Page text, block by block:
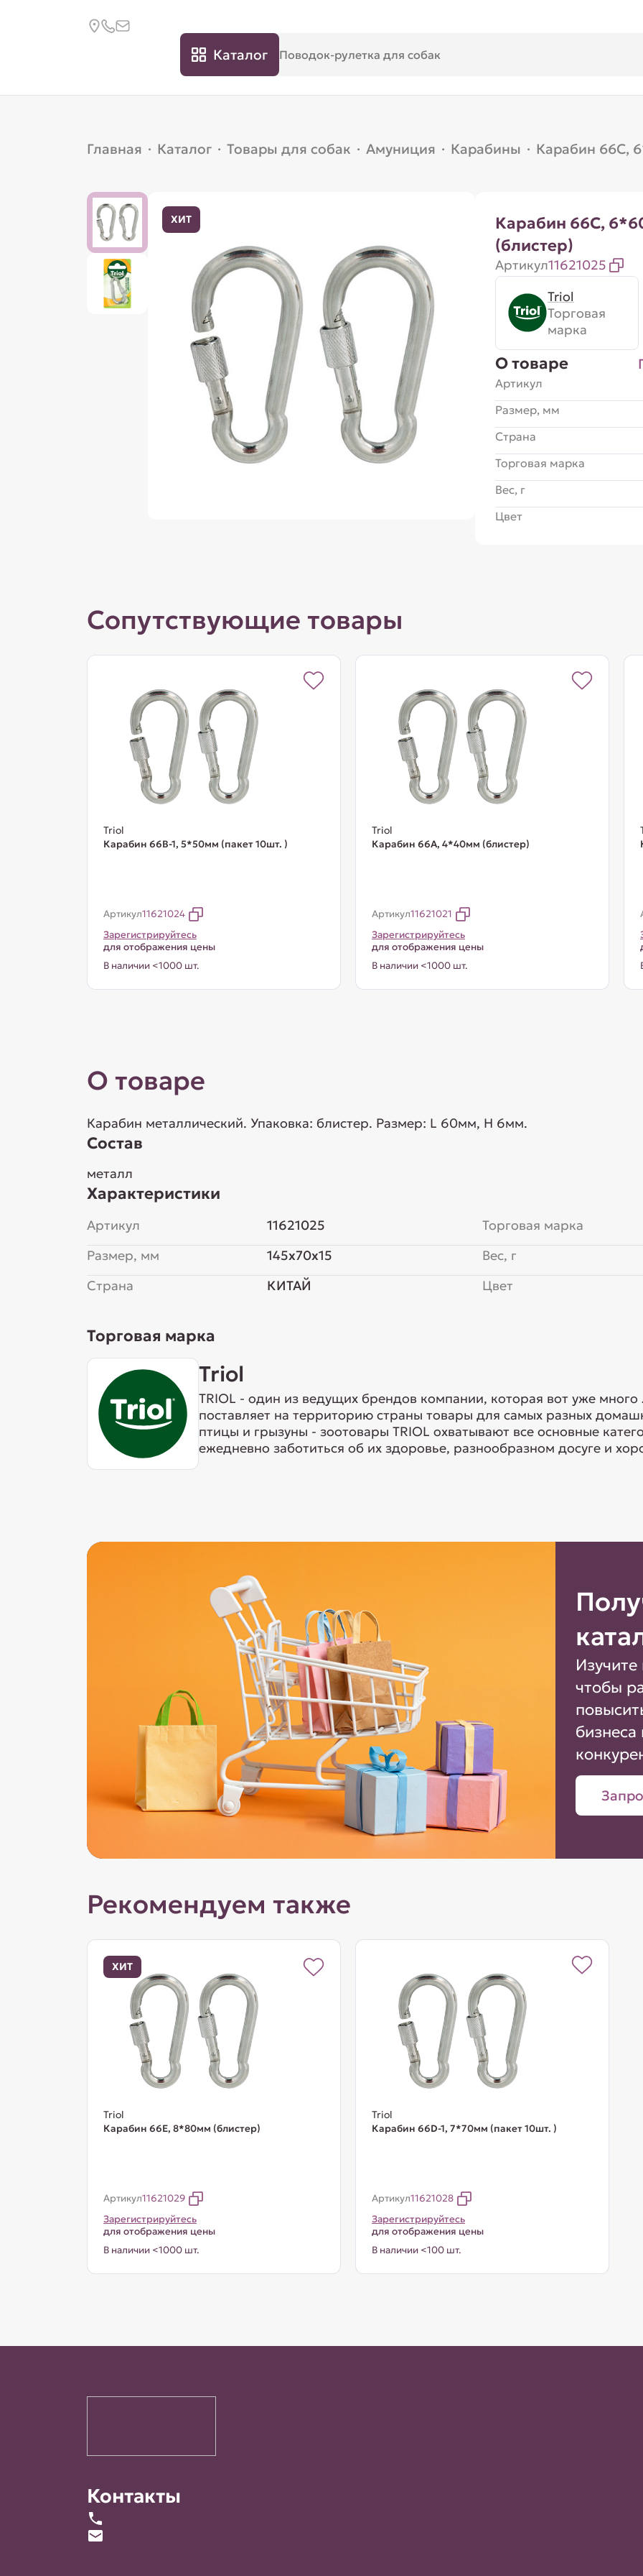
Каталог
Главная · Каталог · Товары для собак · Амуниция · Карабины · Карабин 66C,
ХИТ
Карабин 66C,
(блистер)
Артикул11621025
Triol
Торговая
марка
О товаре
Артикул
Размер, мм
Страна
Торговая марка
Вес, г
Цвет
Сопутствующие товары
Triol
Карабин 66B-1, 5*50мм (пакет 10шт. )
Артикул11621024
Зарегистрируйтесь
для отображения цены
В наличии <1000 шт.
Triol
Карабин 66A, 4*40мм (блистер)
Артикул11621021
Зарегистрируйтесь
для отображения цены
В наличии <1000 шт.
О товаре
Карабин металлический. Упаковка: блистер. Размер: L 60мм, H 6мм.
Состав
металл
Характеристики
Артикул
11621025
Размер, мм
145x70x15
Страна
КИТАЙ
Торговая марка
Вес, г
Цвет
Торговая марка
Triol
TRIOL - один из ведущих брендов компании, которая вот уже
поставляет на территорию страны товары для самых разных
птицы и грызуны - зоотовары TRIOL охватывают все основные
ежедневно заботиться об их здоровье, разнообразном досуге и
чтобы
Рекомендуем также
ХИТ
Triol
Карабин 66E, 8*80мм (блистер)
Артикул11621029
Зарегистрируйтесь
для отображения цены
В наличии <1000 шт.
Triol
Карабин 66D-1, 7*70мм (пакет 10шт. )
Артикул11621028
Зарегистрируйтесь
для отображения цены
В наличии <100 шт.
Контакты